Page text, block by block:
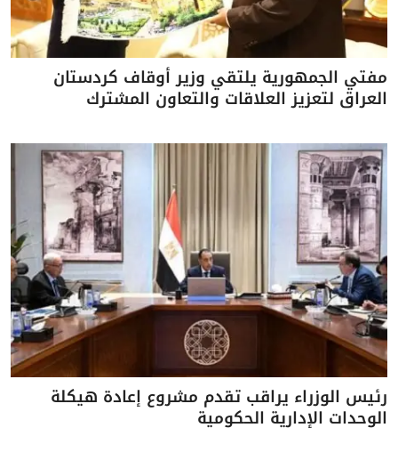
مفتي الجمهورية يلتقي وزير أوقاف كردستان
العراق لتعزيز العلاقات والتعاون المشترك
رئيس الوزراء يراقب تقدم مشروع إعادة هيكلة
الوحدات الإدارية الحكومية